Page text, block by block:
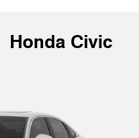
Honda Civic